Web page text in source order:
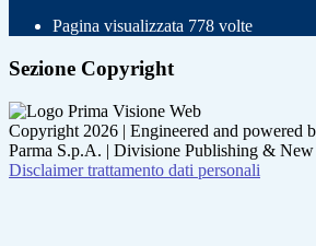
Pagina visualizzata 778 volte
Sezione Copyright
Copyright 2026 | Engineered and powered
Parma S.p.A. | Divisione Publishing &
Disclaimer trattamento dati personali